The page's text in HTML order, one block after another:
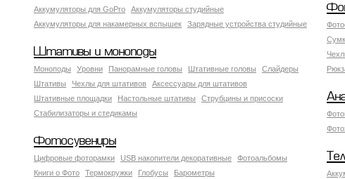
Аккумуляторы для GoPro
Аккумуляторы студийные
Аккумуляторы для накамерных вспышек
Зарядные устройства студийные
Штативы и моноподы
Моноподы Уровни Панорамные головы Штативные головы
Слайдеры
Штативы
Чехлы для штативов
Аксессуары для штативов
Штативные площадки
Настольные штативы
Струбцины и присоски
Стабилизаторы и стедикамы
Фотосувениры
Цифровые фоторамки USB накопители декоративные
Фотоальбомы
Книги о Фото
Термокружки Глобусы Барометры